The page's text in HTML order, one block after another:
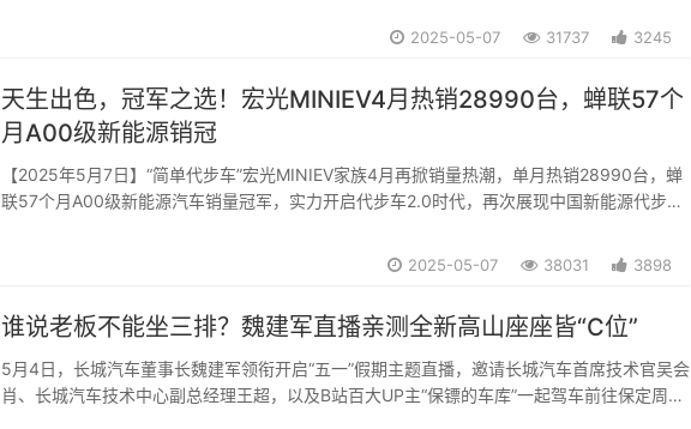
汽通用五菱技术中心上海中心总经理柏宏为冠军骑手颁...
2025-05-07 31737 3245
天生出色，冠军之选！宏光MINIEV4月热销28990台，蝉联57个
月A00级新能源销冠
【2025年5月7日】“简单代步车”宏光MINIEV家族4月再掀销量热潮，单月热销28990台，蝉
联57个月A00级新能源汽车销量冠军，实力开启代步车2.0时代，再次展现中国新能源代步车
2025-05-07 38031 3898
谁说老板不能坐三排？魏建军直播亲测全新高山座座皆“C位”
5月4日，长城汽车董事长魏建军领衔开启“五一”假期主题直播，邀请长城汽车首席技术官吴会
肖、长城汽车技术中心副总经理王超，以及B站百大UP主“保镖的车库”一起驾车前往保定周边